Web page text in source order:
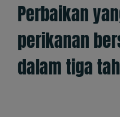
Perbaikan
perikanan
dalam tiga